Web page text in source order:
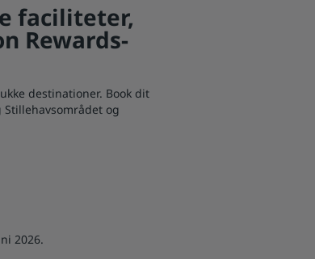
faciliteter,
Rewards-
destinationer. Book dit
og
2026.